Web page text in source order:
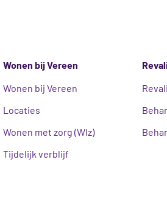
Wonen bij Vereen
Wonen bij Vereen
Locaties
Wonen met zorg (Wlz)
Tijdelijk verblijf